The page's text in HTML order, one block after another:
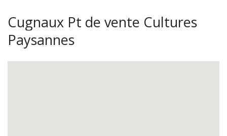
Cugnaux Pt de vente Cultures
Paysannes